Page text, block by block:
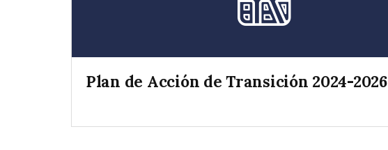
Plan de Acción de Transición 2024-2026